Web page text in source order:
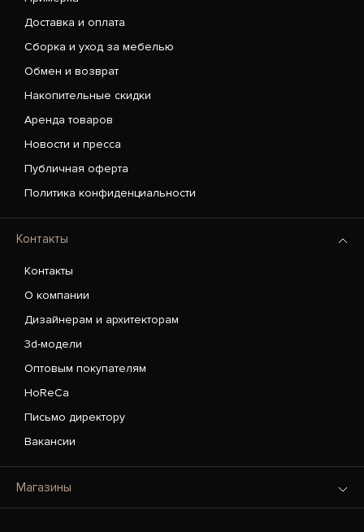
Доставка и оплата
Сборка и уход за мебелью
Обмен и возврат
Накопительные скидки
Аренда товаров
Новости и пресса
Публичная оферта
Политика конфиденциальности
Контакты
Контакты
О компании
Дизайнерам и архитекторам
3d-модели
Оптовым покупателям
HoReCa
Письмо директору
Вакансии
Магазины